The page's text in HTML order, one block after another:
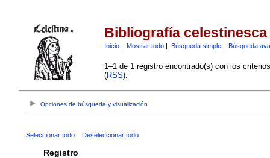
Bibliografía celestinesca
Inicio| Mostrar todo| Búsqueda simple| Búsqueda
1–1 de 1 registro encontrado(s) con los
(RSS):
Opciones de búsqueda y visualización
Seleccionar todo Deseleccionar todo
Registro